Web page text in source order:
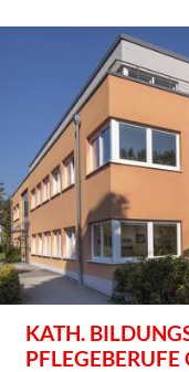
KATH.